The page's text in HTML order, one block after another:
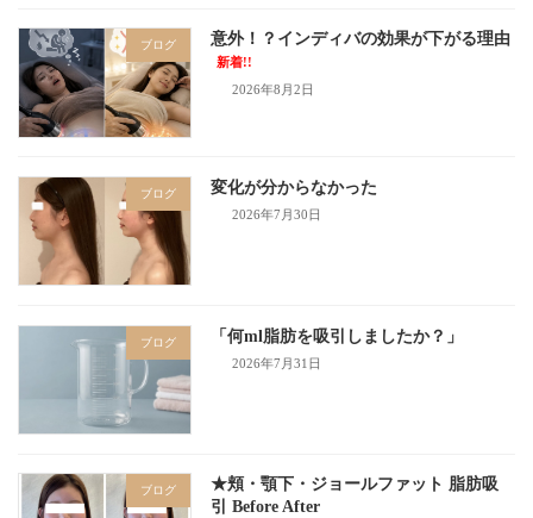
ブログ 意外！？インディバの効果が下がる理由
新着!!
2026年8月2日
ブログ 変化が分からなかった
2026年7月30日
ブログ 「何ml脂肪を吸引しましたか？」
2026年7月31日
ブログ
★頬・顎下・ジョールファット 脂肪吸
引 Before After